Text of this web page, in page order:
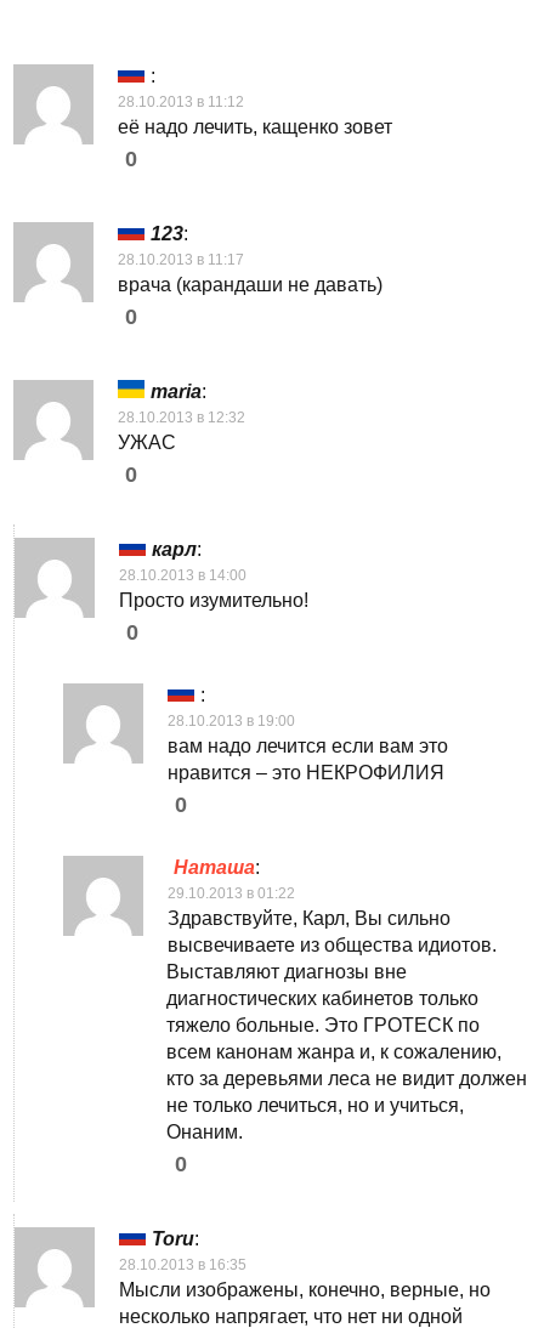
:
28.10.2013 в 11:12
её надо лечить, кащенко зовет
0
123:
28.10.2013 в 11:17
врача (карандаши не давать)
0
maria:
28.10.2013 в 12:32
УЖАС
0
карл:
28.10.2013 в 14:00
Просто изумительно!
0
:
28.10.2013 в 19:00
вам надо лечится если вам это
нравится – это НЕКРОФИЛИЯ
0
Наташа:
29.10.2013 в 01:22
Здравствуйте, Карл, Вы сильно
высвечиваете из общества идиотов.
Выставляют диагнозы вне
диагностических кабинетов только
тяжело больные. Это ГРОТЕСК по
всем канонам жанра и, к сожалению,
кто за деревьями леса не видит должен
не только лечиться, но и учиться,
Онаним.
0
Toru:
28.10.2013 в 16:35
Мысли изображены, конечно, верные, но
несколько напрягает, что нет ни одной